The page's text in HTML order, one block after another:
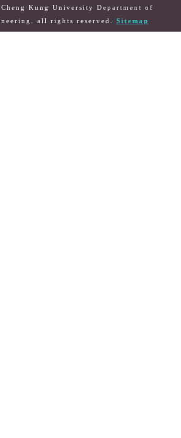
Kung University Department of
all rights reserved. Sitemap